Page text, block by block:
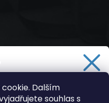
Dalším
souhlas s